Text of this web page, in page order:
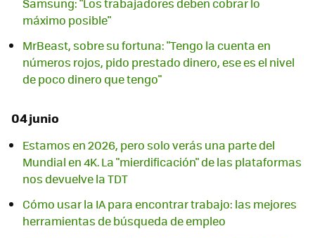
Samsung: "Los trabajadores deben cobrar lo
máximo posible"
MrBeast, sobre su fortuna: "Tengo la cuenta en
números rojos, pido prestado dinero, ese es el nivel
de poco dinero que tengo"
04 junio
Estamos en 2026, pero solo verás una parte del
Mundial en 4K. La "mierdificación" de las plataformas
nos devuelve la TDT
Cómo usar la IA para encontrar trabajo: las mejores
herramientas de búsqueda de empleo